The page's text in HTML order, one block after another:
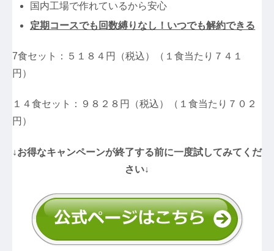
国内工場で作れているから安心
定期コースでも回数縛りなし！いつでも解約できる
7食セット：５１８４円（税込）（１食当たり７４１
円）
１４食セット：９８２８円（税込）（１食当たり７０２
円）
↓お得なキャンペーンが終了する前に一度試してみてくだ
さい↓